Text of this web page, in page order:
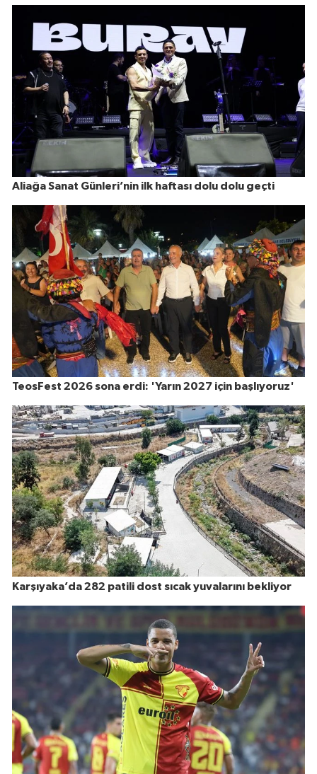
Aliağa Sanat Günleri’nin ilk haftası dolu dolu geçti
TeosFest 2026 sona erdi: 'Yarın 2027 için başlıyoruz'
Karşıyaka’da 282 patili dost sıcak yuvalarını bekliyor